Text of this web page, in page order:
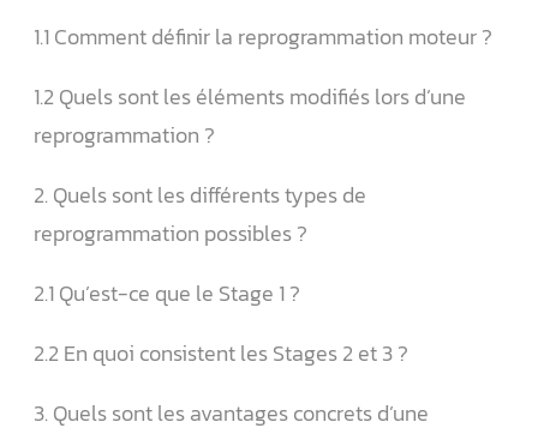
1.1 Comment définir la reprogrammation moteur ?
1.2 Quels sont les éléments modifiés lors d’une
reprogrammation ?
2. Quels sont les différents types de
reprogrammation possibles ?
2.1 Qu’est-ce que le Stage 1 ?
2.2 En quoi consistent les Stages 2 et 3 ?
3. Quels sont les avantages concrets d’une